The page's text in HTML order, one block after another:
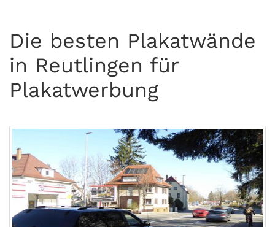
Die besten Plakatwände
in Reutlingen für
Plakatwerbung